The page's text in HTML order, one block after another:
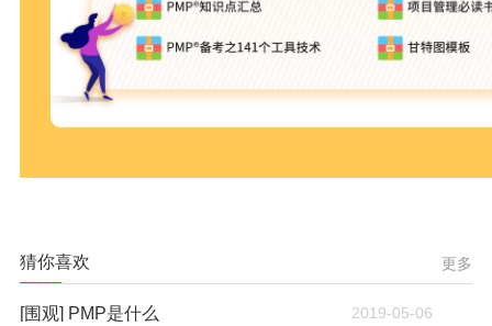
猜你喜欢 更多
[围观] PMP是什么 2019-05-06